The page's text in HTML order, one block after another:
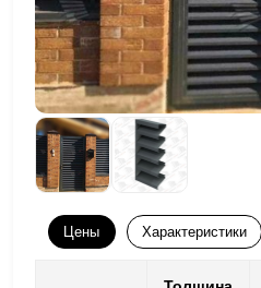
Цены Характеристики